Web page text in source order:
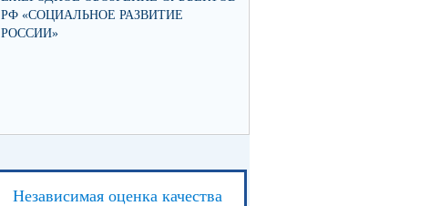
РФ «СОЦИАЛЬНОЕ РАЗВИТИЕ
РОССИИ»
Независимая оценка качества